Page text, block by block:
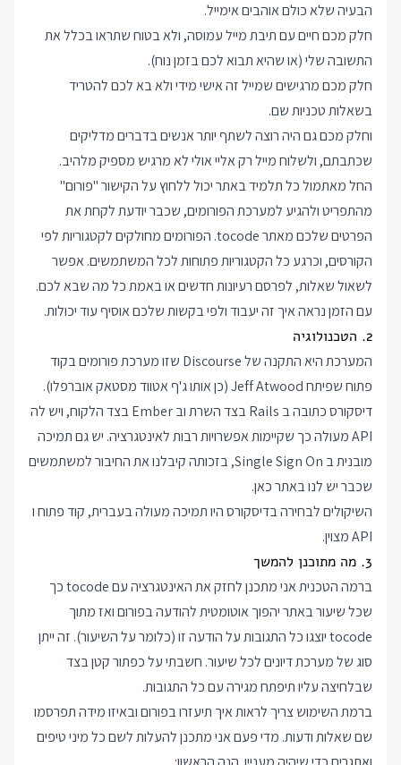
הבעיה שלא כולם אוהבים אימייל.
חלק מכם חיים עם תיבת מייל עמוסה, ולא בטוח שתראו בכלל את
התשובה שלי (או שהיא תבוא לכם בזמן נוח).
חלק מכם מרגישים שמייל זה אישי מידי ולא בא לכם להטריד
בשאלות טכניות שם.
וחלק מכם גם היה רוצה לשתף יותר אנשים בדברים מדליקים
שכתבתם, ולשלוח מייל רק אליי אולי לא מרגיש מספיק מלהיב.
החל מאתמול כל תלמיד באתר יכול ללחוץ על הקישור "פורום"
מהתפריט ולהגיע למערכת הפורומים, שכבר יודעת לקחת את
הפרטים שלכם מאתר tocode. הפורומים מחולקים לקטגוריות לפי
הקורסים, וכרגע כל הקטגוריות פתוחות לכל המשתמשים. אפשר
לשאול שאלות, לפרסם רעיונות חדשים או באמת כל מה שבא לכם.
עם הזמן נראה איך זה יעבוד ולפי בקשות שלכם אוסיף עוד יכולות.
2. הטכנולוגיה
המערכת היא התקנה שלDiscourse שזו מערכת פורומים בקוד
פתוח שפיתח Jeff Atwood (כן אותו ג'ף אטווד מסטאק אוברפלו).
דיסקורס כתובה ב Rails בצד השרת וב Ember בצד הלקוח, ויש לה
API מעולה כך שקיימות אפשרויות רבות לאינטגרציה. יש גם תמיכה
מובנית ב Single Sign On, בזכותה קיבלנו את החיבור למשתמשים
שכבר יש לנו באתר כאן.
השיקולים לבחירה בדיסקורס היו תמיכה מעולה בעברית, קוד פתוח ו
API מצוין.
3. מה מתוכנן להמשך
ברמה הטכנית אני מתכנן לחזק את האינטגרציה עם tocode כך
שכל שיעור באתר יהפוך אוטומטית להודעה בפורום ואז מתוך
tocode יוצגו כל התגובות על הודעה זו (כלומר על השיעור). זה ייתן
סוג של מערכת דיונים לכל שיעור. חשבתי על כפתור קטן בצד
שבלחיצה עליו תיפתח מגירה עם כל התגובות.
ברמת השימוש צריך לראות איך תיעזרו בפורום ובאיזו מידה תפרסמו
שם שאלות ודעות. מדי פעם אני מתכנן להעלות לשם כל מיני טיפים